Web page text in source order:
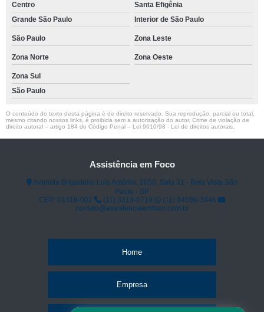
Centro
Santa Efigênia
Grande São Paulo
Interior de São Paulo
São Paulo Zona Leste
Zona Norte Zona Oeste
Zona Sul
São Paulo
O conteúdo do texto desta página é de direito reservado. Sua reprodução, parcial ou total,
mesmo citando nossos links, é proibida sem a autorização do autor. Crime de violação de
direito autoral – artigo 184 do Código Penal – Lei 9610/98 - Lei de direitos autorais
Assistência em Foco
Avenida Brigadeiro Luís Antônio, 2050, Sala 31 - Bela Vista São
Paulo - SP
CEP: 01318-002
(11) 3313-0719
(11) 94596-3446
contato@assistenciaemfoco.com.br
Home
Empresa